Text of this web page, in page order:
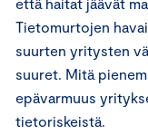
Tietomurtojen
suurten yritysten
suuret. Mitä
epävarmuus
tietoriskeistä.